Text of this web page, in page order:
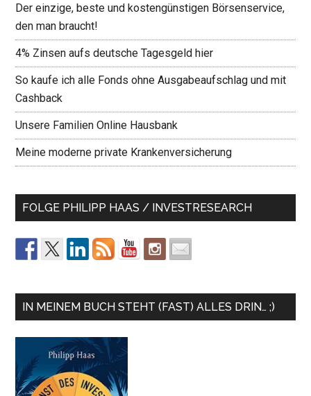
Der einzige, beste und kostengünstigen Börsenservice,
den man braucht!
4% Zinsen aufs deutsche Tagesgeld hier
So kaufe ich alle Fonds ohne Ausgabeaufschlag und mit
Cashback
Unsere Familien Online Hausbank
Meine moderne private Krankenversicherung
FOLGE PHILIPP HAAS / INVESTRESEARCH
IN MEINEM BUCH STEHT (FAST) ALLES DRIN… ;)